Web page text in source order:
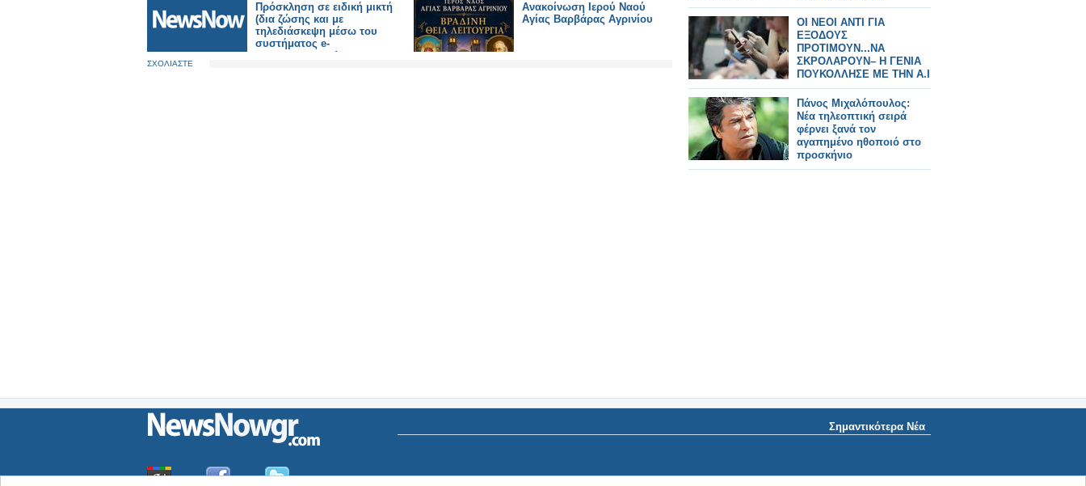
Πρόσκληση σε ειδική μικτή
(δια ζώσης και με
τηλεδιάσκεψη μέσω του
συστήματος e-
presence.gov.gr)
Ανακοίνωση Ιερού Ναού
Αγίας Βαρβάρας Αγρινίου
ΣΧΟΛΙΑΣΤΕ
ΟΙ ΝΕΟΙ ΑΝΤΙ ΓΙΑ
ΕΞΟΔΟΥΣ
ΠΡΟΤΙΜΟΥΝ...ΝΑ
ΣΚΡΟΛΑΡΟΥΝ– Η ΓΕΝΙΑ
ΠΟΥΚΟΛΛΗΣΕ ΜΕ ΤΗΝ A.I
ΠΑΡΑ ΣΕ ΑΝΘΡΩΠΟΥΣς
Πάνος Μιχαλόπουλος:
Νέα τηλεοπτική σειρά
φέρνει ξανά τον
αγαπημένο ηθοποιό στο
προσκήνιο
Σημαντικότερα Νέα